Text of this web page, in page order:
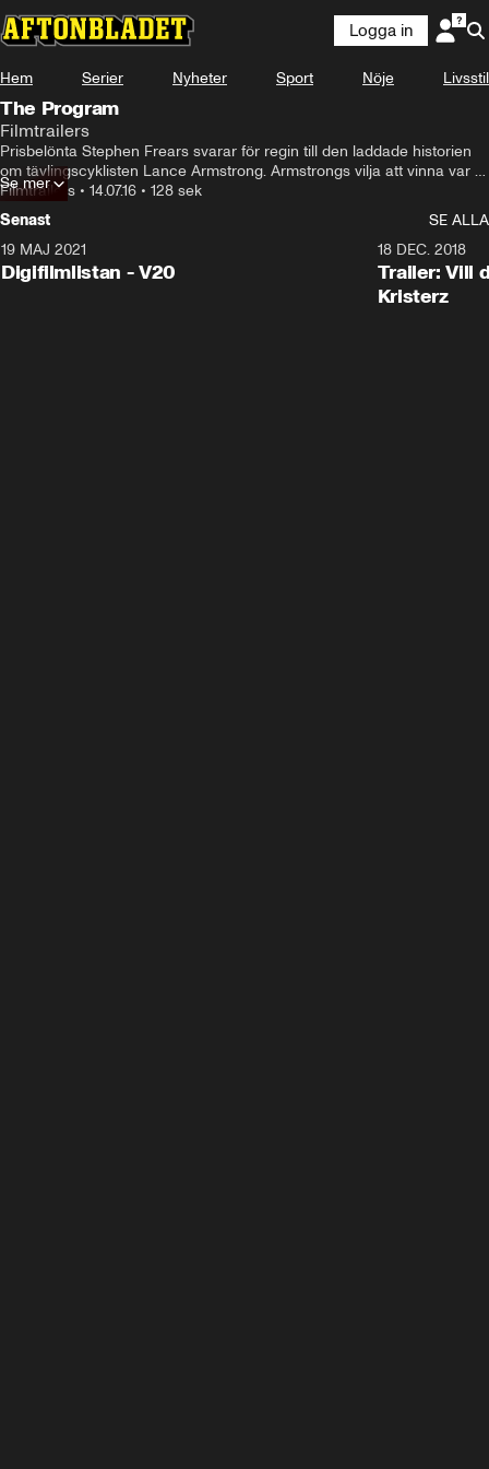
Logga in
Hem Serier Nyheter Sport Nöje Livsstil
The Program
Filmtrailers
Prisbelönta Stephen Frears svarar för regin till den laddade historien
om tävlingscyklisten Lance Armstrong. Armstrongs vilja att vinna var
så stark
att den drev honom till att utföra oförlåtliga handlingar och svika alla
som trodde på honom. Hans liv avslöjar den bistra verkligheten, att
vissa tävlingar är till synes omöjliga att vinna utan att ta till otillåtna
medel.
Filmtrailers • 14.07.16 • 128 sek
Se mer
Senast
SE ALLA
19 MAJ 2021
Digifilmlistan - V20
18 DEC. 2018
Trailer: Vill
Kristerz